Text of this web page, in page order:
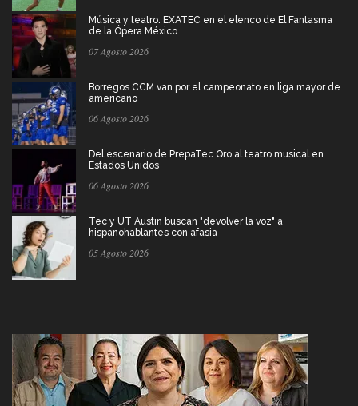
Música y teatro: EXATEC en el elenco de El Fantasma
de la Ópera México
07 Agosto 2026
Borregos CCM van por el campeonato en liga mayor de
americano
06 Agosto 2026
Del escenario de PrepaTec Qro al teatro musical en
Estados Unidos
06 Agosto 2026
Tec y UT Austin buscan "devolver la voz" a
hispanohablantes con afasia
05 Agosto 2026